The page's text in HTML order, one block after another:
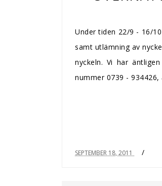
Under tiden 22/9 - 16/
samt utlämning av
nyckeln. Vi har
nummer 0739 - 934426,
SEPTEMBER 18, 2011 /